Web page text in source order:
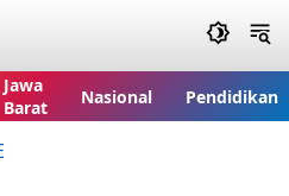
Jawa
Barat
Nasional Pendidikan